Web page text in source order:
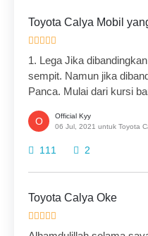
Toyota Calya Mobil
1. Lega Jika
sempit. Namun jika
Panca. Mulai dari kursi
O
Official Kyy
06 Jul, 2021 untuk Toyota
111 2
Toyota Calya Oke